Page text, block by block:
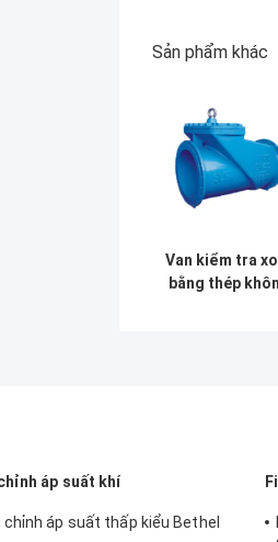
Sản phẩm khác
Van kiểm tra
bằng thép
áp suất khí
chỉnh áp suất thấp kiểu Bethel